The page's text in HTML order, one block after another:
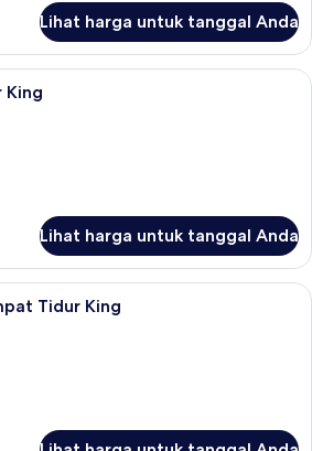
Lihat harga untuk tanggal Anda
Kamar, 1 Tempat Tidur King |
King
Lihat harga untuk tanggal Anda
Kamar Premium, 1 Tempat Tidur
Tidur King